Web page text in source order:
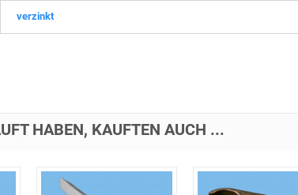
verzinkt
HABEN, KAUFTEN AUCH ...